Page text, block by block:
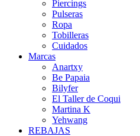
Piercings
Pulseras
Ropa
Tobilleras
Cuidados
Marcas
Anartxy
Be Papaia
Bilyfer
El Taller de Coqui
Martina K
Yehwang
REBAJAS